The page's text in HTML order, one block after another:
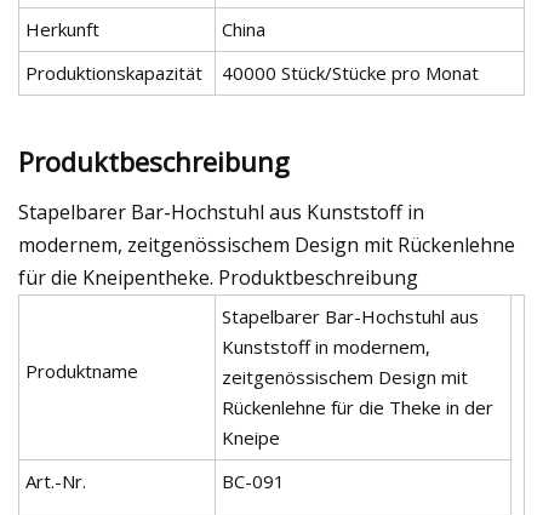
Herkunft
China
Produktionskapazität
40000 Stück/Stücke pro Monat
Produktbeschreibung
Stapelbarer Bar-Hochstuhl aus Kunststoff in
modernem, zeitgenössischem Design mit Rückenlehne
für die Kneipentheke. Produktbeschreibung
Produktname
Stapelbarer Bar-Hochstuhl aus
Kunststoff in modernem,
zeitgenössischem Design mit
Rückenlehne für die Theke in der
Kneipe
Art.-Nr.
BC-091